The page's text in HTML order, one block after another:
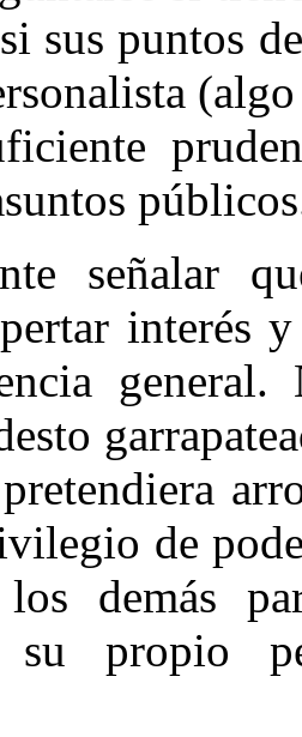
sus puntos
señalar
interés
de
demás
su propio